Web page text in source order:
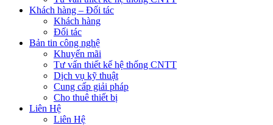
Khách hàng – Đối tác
Khách hàng
Đối tác
Bản tin công nghệ
Khuyến mãi
Tư vấn thiết kế hệ thống CNTT
Dịch vụ kỹ thuật
Cung cấp giải pháp
Cho thuê thiết bị
Liên Hệ
Liên Hệ